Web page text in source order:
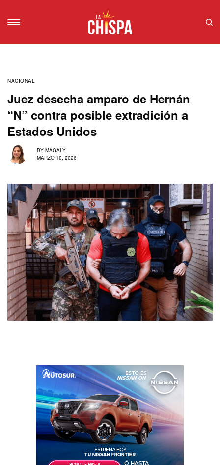
NACIONAL
Juez desecha amparo de Hernán
“N” contra posible extradición a
Estados Unidos
BY MAGALY
MARZO 10, 2026